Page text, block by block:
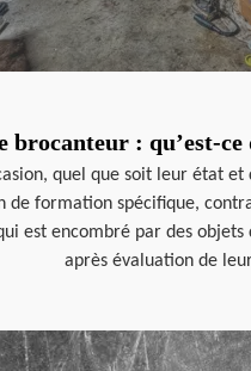
brocanteur : qu’est-
quel que soit leur état
de formation spécifique,
est encombré par des
après évaluation de